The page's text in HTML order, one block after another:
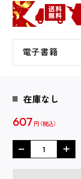
電子書籍
在庫なし
607 円